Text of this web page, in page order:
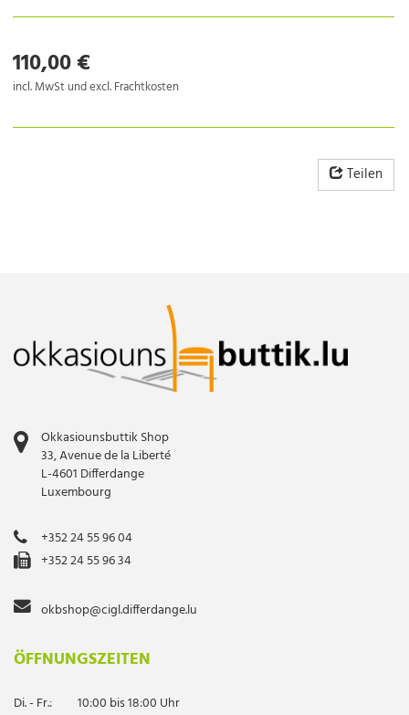
110,00 €
incl. MwSt und excl. Frachtkosten
Teilen
Okkasiounsbuttik Shop
33, Avenue de la Liberté
L-4601 Differdange
Luxembourg
+352 24 55 96 04
+352 24 55 96 34
okbshop@cigl.differdange.lu
ÖFFNUNGSZEITEN
Di. - Fr.:
10:00 bis 18:00 Uhr